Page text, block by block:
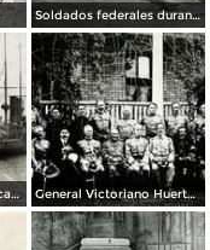
Soldados federales durante la Decena Trágica (1913)
Primeros botes de del cañonero U.S.S. Prairie, en tocar tierra durante la invasión estadounidense de 1914 General Victoriano Huerta, acompañado del Gral. Téllez y Gral. Steever